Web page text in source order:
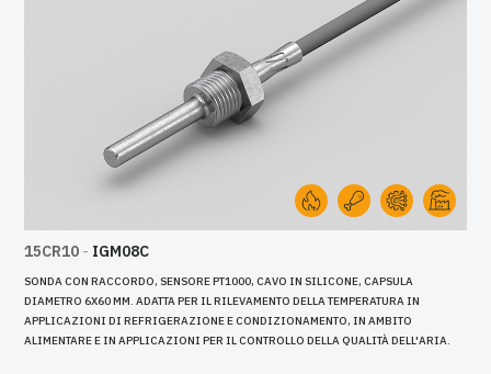
15CR10 - IGM08C
SONDA CON RACCORDO, SENSORE PT1000, CAVO IN SILICONE, CAPSULA
DIAMETRO 6X60 MM. ADATTA PER IL RILEVAMENTO DELLA TEMPERATURA IN
APPLICAZIONI DI REFRIGERAZIONE E CONDIZIONAMENTO, IN AMBITO
ALIMENTARE E IN APPLICAZIONI PER IL CONTROLLO DELLA QUALITÀ DELL'ARIA.